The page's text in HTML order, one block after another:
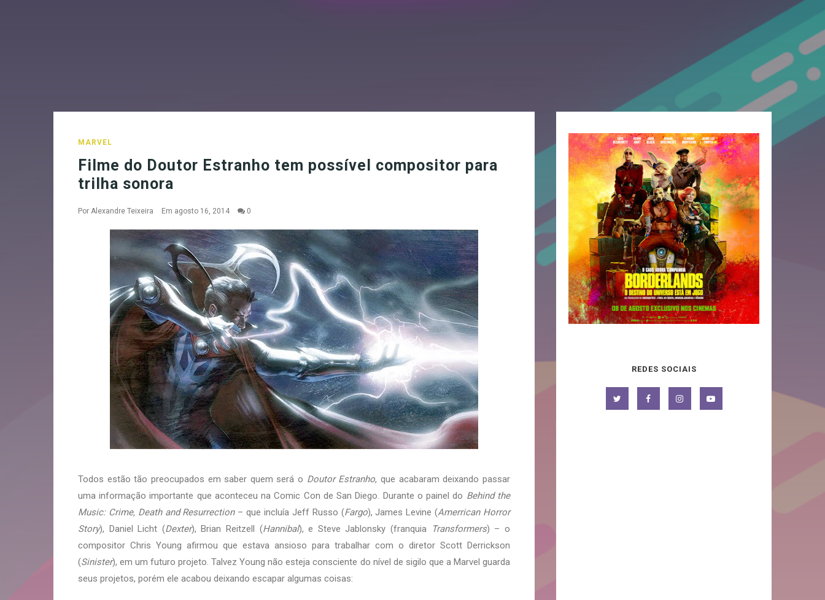
MARVEL
Filme do Doutor Estranho tem possível compositor para
trilha sonora
Por Alexandre Teixeira Em agosto 16, 2014 0
Todos estão tão preocupados em saber quem será o Doutor Estranho, que acabaram deixando passar
uma informação importante que aconteceu na Comic Con de San Diego. Durante o painel do Behind the
Music: Crime, Death and Resurrection– que incluía Jeff Russo (Fargo), James Levine (Amerrican Horror
Story), Daniel Licht (Dexter), Brian Reitzell (Hannibal), e Steve Jablonsky (franquia Transformers) – o
compositor Chris Young afirmou que estava ansioso para trabalhar com o diretor Scott Derrickson
(Sinister), em um futuro projeto. Talvez Young não esteja consciente do nível de sigilo que a Marvel guarda
seus projetos, porém ele acabou deixando escapar algumas coisas:
REDES SOCIAIS